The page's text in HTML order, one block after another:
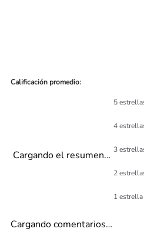
Cargando el resumen…
5
4
3
2
1 estrella
Cargando comentarios…